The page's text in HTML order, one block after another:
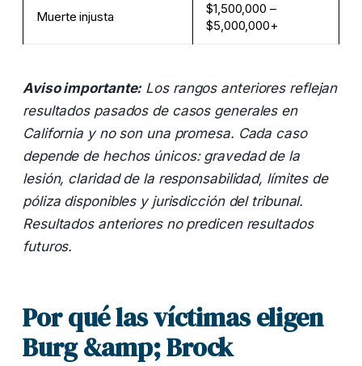
Muerte injusta
$1,500,000 –
$5,000,000+
Aviso importante:Los rangos anteriores reflejan
resultados pasados de casos generales en
California y no son una promesa. Cada caso
depende de hechos únicos: gravedad de la
lesión, claridad de la responsabilidad, límites de
póliza disponibles y jurisdicción del tribunal.
Resultados anteriores no predicen resultados
futuros.
Por qué las víctimas eligen
Burg &amp; Brock